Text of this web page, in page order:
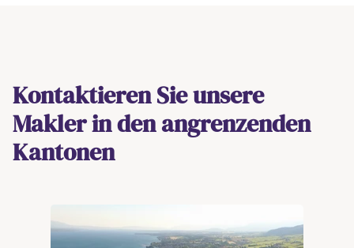
Kontaktieren Sie unsere
Makler in den angrenzenden
Kantonen